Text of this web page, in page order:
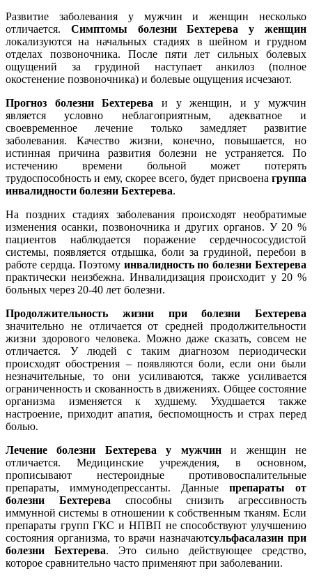
Развитие заболевания у мужчин и женщин несколько
отличается. Симптомы болезни Бехтерева у женщин
локализуются на начальных стадиях в шейном и грудном
отделах позвоночника. После пяти лет сильных болевых
ощущений за грудиной наступает анкилоз (полное
окостенение позвоночника) и болевые ощущения исчезают.
Прогноз болезни Бехтерева и у женщин, и у мужчин
является условно неблагоприятным, адекватное и
своевременное лечение только замедляет развитие
заболевания. Качество жизни, конечно, повышается, но
истинная причина развития болезни не устраняется. По
истечению времени больной может потерять
трудоспособность и ему, скорее всего, будет присвоена группа
инвалидности болезни Бехтерева.
На поздних стадиях заболевания происходят необратимые
изменения осанки, позвоночника и других органов. У 20 %
пациентов наблюдается поражение сердечнососудистой
системы, появляется отдышка, боли за грудиной, перебои в
работе сердца. Поэтому инвалидность по болезни Бехтерева
практически неизбежна. Инвалидизация происходит у 20 %
больных через 20-40 лет болезни.
Продолжительность жизни при болезни Бехтерева
значительно не отличается от средней продолжительности
жизни здорового человека. Можно даже сказать, совсем не
отличается. У людей с таким диагнозом периодически
происходят обострения – появляются боли, если они были
незначительные, то они усиливаются, также усиливается
ограниченность и скованность в движениях. Общее состояние
организма изменяется к худшему. Ухудшается также
настроение, приходит апатия, беспомощность и страх перед
болью.
Лечение болезни Бехтерева у мужчини женщин не
отличается. Медицинские учреждения, в основном,
прописывают нестероидные противовоспалительные
препараты, иммунодепрессанты. Данные препараты от
болезни Бехтереваспособны снизить агрессивность
иммунной системы в отношении к собственным тканям. Если
препараты групп ГКС и НПВП не способствуют улучшению
состояния организма, то врачи назначаютсульфасалазин при
болезни Бехтерева. Это сильно действующее средство,
которое сравнительно часто применяют при заболевании.